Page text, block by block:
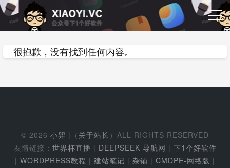
很抱歉，没有找到任何内容。
© 2026 小羿 |（ 关于站长 ）ALL RIGHTS RESERVED
友情链接： 世界杯直播 | DEEPSEEK 导航网 | 下1个好软件
| WORDPRESS教程 | 建站笔记 | 杂铺 | CMDPE-网络版 |